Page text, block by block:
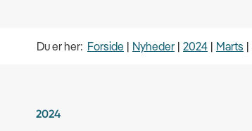
Du er her: Forside Nyheder 2024 Marts
2024